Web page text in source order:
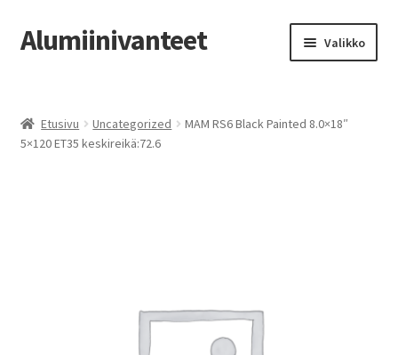
Siirry
navigointiin
Siirry
sisältöön
Alumiinivanteet Valikko
Kauppa
Etusivu Uncategorized
MAM RS6 Black Painted 8.0×18″
5×120 ET35 keskireikä:72.6